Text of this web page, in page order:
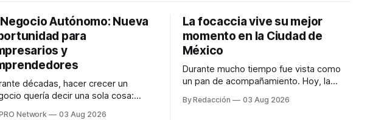
Negocio Autónomo: Nueva
para
y
décadas, hacer crecer un
quería decir una sola cosa:
Network 03 Aug 2026
La focaccia vive su mejor
momento en la Ciudad de
México
Durante mucho tiempo fue vista como
un pan de acompañamiento. Hoy, la
platillos favoritos de quienes buscan
By Redacción 03 Aug 2026